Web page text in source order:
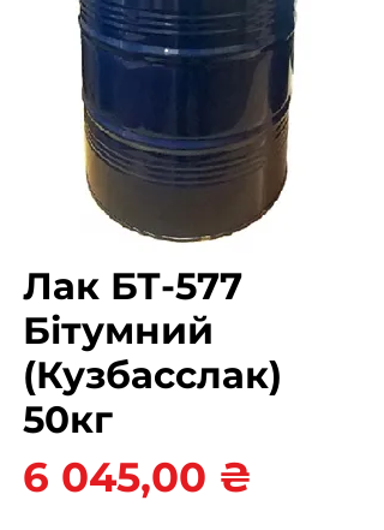
Лак БТ-577
Бітумний
(Кузбасслак)
50кг
6 045,00 ₴